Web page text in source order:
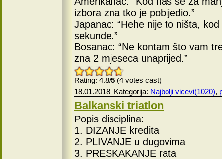
izbora zna tko je pobijedio.”
Japanac: “Hehe nije to ništa,
sekunde.”
Bosanac: “Ne kontam što vam
zna 2 mjeseca unaprijed.”
Rating: 4.8/5 (4 votes cast)
18.01.2018. Kategorija: Najbolji vicevi(1020),
Balkanski triatlon
Popis disciplina:
1. DIZANJE kredita
2. PLIVANJE u dugovima
3. PRESKAKANJE rata